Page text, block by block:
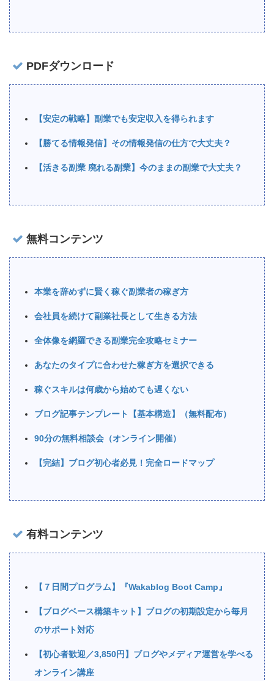
PDFダウンロード
【安定の戦略】副業でも安定収入を得られます
【勝てる情報発信】その情報発信の仕方で大丈夫？
【活きる副業 廃れる副業】今のままの副業で大丈夫？
無料コンテンツ
本業を辞めずに賢く稼ぐ副業者の稼ぎ方
会社員を続けて副業社長として生きる方法
全体像を網羅できる副業完全攻略セミナー
あなたのタイプに合わせた稼ぎ方を選択できる
稼ぐスキルは何歳から始めても遅くない
ブログ記事テンプレート【基本構造】（無料配布）
90分の無料相談会（オンライン開催）
【完結】ブログ初心者必見！完全ロードマップ
有料コンテンツ
【７日間プログラム】『Wakablog Boot Camp』
【ブログベース構築キット】ブログの初期設定から毎月
のサポート対応
【初心者歓迎／3,850円】ブログやメディア運営を学べる
オンライン講座